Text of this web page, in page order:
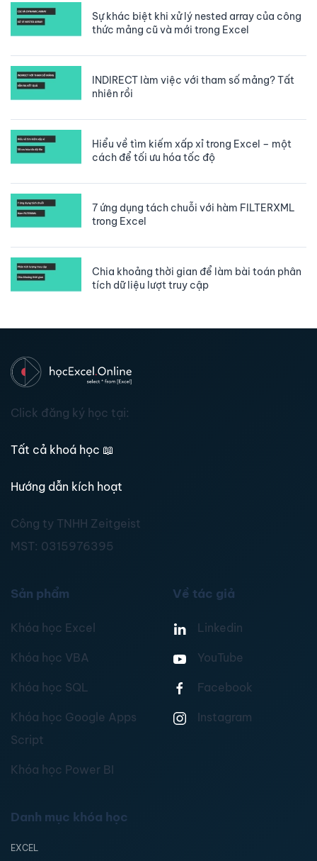
Sự khác biệt khi xử lý nested array của công
thức mảng cũ và mới trong Excel
INDIRECT làm việc với tham số mảng? Tất
nhiên rồi
Hiểu về tìm kiếm xấp xỉ trong Excel – một
cách để tối ưu hóa tốc độ
7 ứng dụng tách chuỗi với hàm FILTERXML
trong Excel
Chia khoảng thời gian để làm bài toán phân
tích dữ liệu lượt truy cập
Click đăng ký học tại:
Tất cả khoá học 📖
Hướng dẫn kích hoạt
Công ty TNHH Zeitgeist
MST: 0315976395
Sản phẩm
Khóa học Excel
Khóa học VBA
Khóa học SQL
Khóa học Google Apps
Script
Khóa học Power BI
Về tác giả
Linkedin
YouTube
Facebook
Instagram
Danh mục khóa học
EXCEL